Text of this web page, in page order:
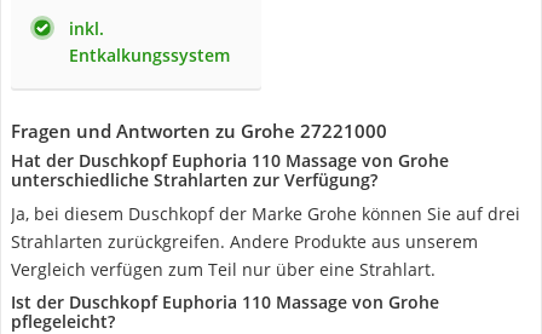
inkl.
Entkalkungssystem
Fragen und Antworten zu Grohe 27221000
Hat der Duschkopf Euphoria 110 Massage von Grohe
unterschiedliche Strahlarten zur Verfügung?
Ja, bei diesem Duschkopf der Marke Grohe können Sie auf drei
Strahlarten zurückgreifen. Andere Produkte aus unserem
Vergleich verfügen zum Teil nur über eine Strahlart.
Ist der Duschkopf Euphoria 110 Massage von Grohe
pflegeleicht?